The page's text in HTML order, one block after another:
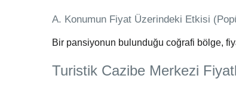
A. Konumun Fiyat Üzerindeki Etkisi
Bir pansiyonun bulunduğu coğrafi bölge,
Turistik Cazibe Merkezi